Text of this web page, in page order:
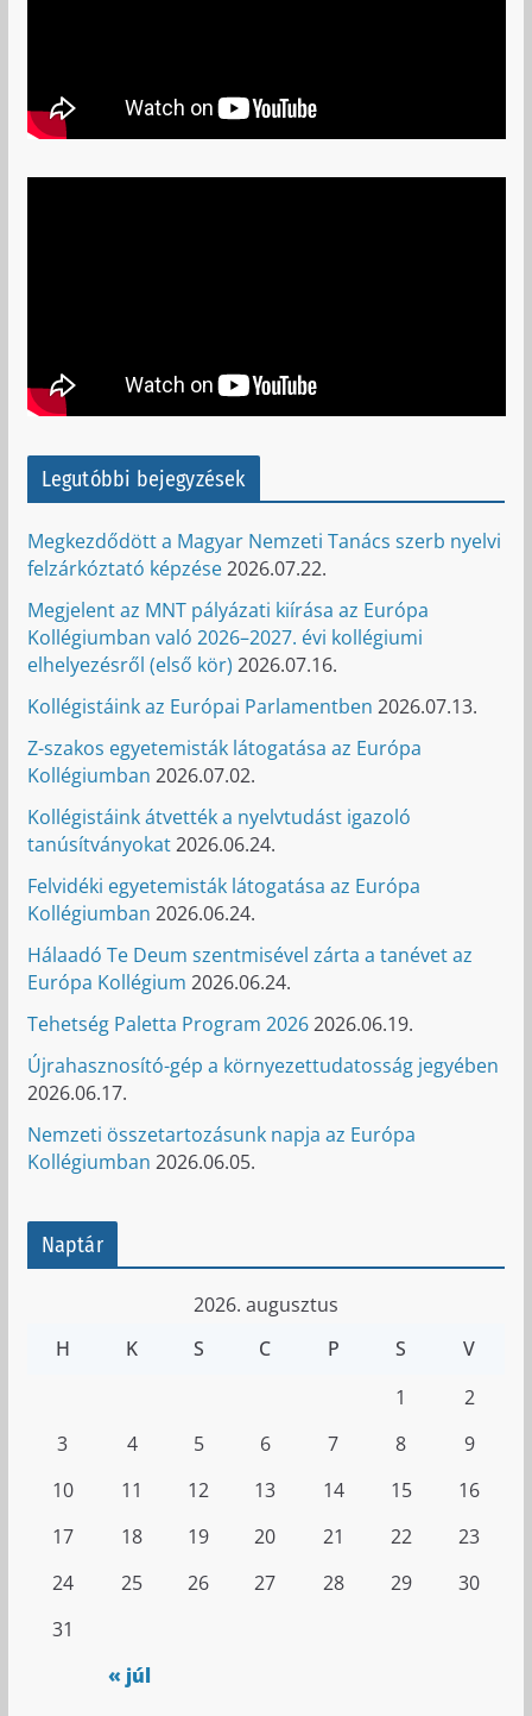
Legutóbbi bejegyzések
Megkezdődött a Magyar Nemzeti Tanács szerb nyelvi
felzárkóztató képzése2026.07.22.
Megjelent az MNT pályázati kiírása az Európa
Kollégiumban való 2026–2027. évi kollégiumi
elhelyezésről (első kör) 2026.07.16.
Kollégistáink az Európai Parlamentben 2026.07.13.
Z-szakos egyetemisták látogatása az Európa
Kollégiumban 2026.07.02.
Kollégistáink átvették a nyelvtudást igazoló
tanúsítványokat2026.06.24.
Felvidéki egyetemisták látogatása az Európa
Kollégiumban 2026.06.24.
Hálaadó Te Deum szentmisével zárta a tanévet az
Európa Kollégium 2026.06.24.
Tehetség Paletta Program 20262026.06.19.
Újrahasznosító-gép a környezettudatosság jegyében
2026.06.17.
Nemzeti összetartozásunk napja az Európa
Kollégiumban 2026.06.05.
Naptár
2026. augusztus
H
K S C P S V
« júl
1
2
3
4 5 6 7 8
9
10
11 12 13 14 15
16
17
18 19 20 21 22
23
24
25 26 27 28 29
30
31